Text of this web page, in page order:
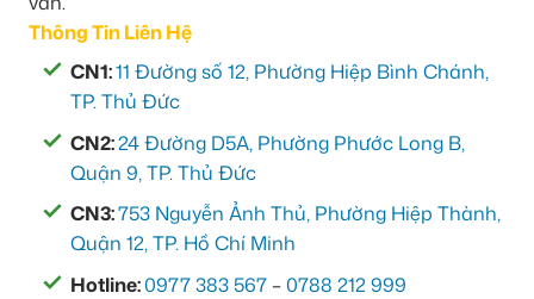
Thông Tin Liên Hệ
CN1:11 Đường số 12, Phường Hiệp Bình Chánh,
TP. Thủ Đức
CN2:24 Đường D5A, Phường Phước Long B,
Quận 9, TP. Thủ Đức
CN3:753 Nguyễn Ảnh Thủ, Phường Hiệp Thành,
Quận 12, TP. Hồ Chí Minh
Hotline:0977 383 567 –0788 212 999